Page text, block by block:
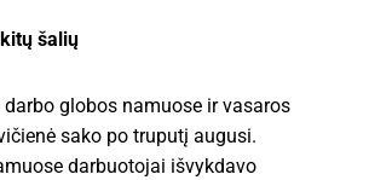
šalių
globos namuose ir vasaros
sako po truputį augusi.
darbuotojai išvykdavo